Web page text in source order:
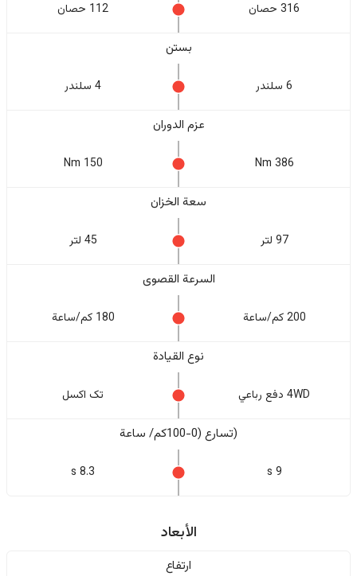
316 حصان 112 حصان
بستن
6 سلندر 4 سلندر
عزم الدوران
386 Nm
150 Nm
سعة الخزان
97 لتر 45 لتر
السرعة القصوى
200 كم/ساعة 180 كم/ساعة
نوع القيادة
4WD دفع رباعي تک اکسل
(تسارع (0-100كم/ ساعة
9 s
8.3 s
الأبعاد
ارتفاع